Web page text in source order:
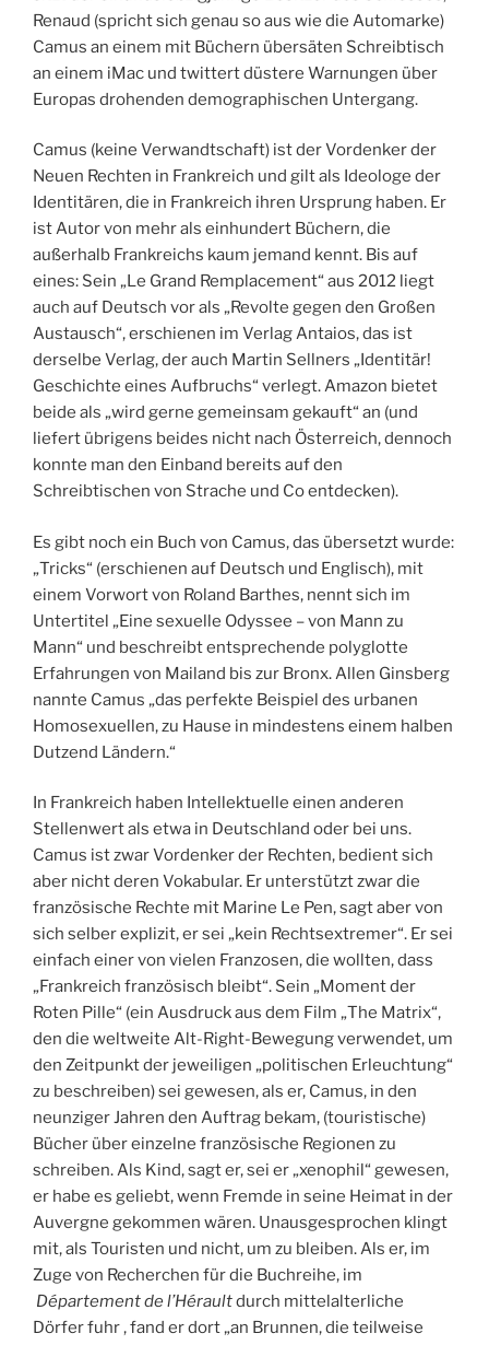
Renaud (spricht sich genau so aus wie die Automarke)
Camus an einem mit Büchern übersäten Schreibtisch
an einem iMac und twittert düstere Warnungen über
Europas drohenden demographischen Untergang.
Camus (keine Verwandtschaft) ist der Vordenker der
Neuen Rechten in Frankreich und gilt als Ideologe der
Identitären, die in Frankreich ihren Ursprung haben. Er
ist Autor von mehr als einhundert Büchern, die
außerhalb Frankreichs kaum jemand kennt. Bis auf
eines: Sein „Le Grand Remplacement“ aus 2012 liegt
auch auf Deutsch vor als „Revolte gegen den Großen
Austausch“, erschienen im Verlag Antaios, das ist
derselbe Verlag, der auch Martin Sellners „Identitär!
Geschichte eines Aufbruchs“ verlegt. Amazon bietet
beide als „wird gerne gemeinsam gekauft“ an (und
liefert übrigens beides nicht nach Österreich, dennoch
konnte man den Einband bereits auf den
Schreibtischen von Strache und Co entdecken).
Es gibt noch ein Buch von Camus, das übersetzt wurde:
„Tricks“ (erschienen auf Deutsch und Englisch), mit
einem Vorwort von Roland Barthes, nennt sich im
Untertitel „Eine sexuelle Odyssee – von Mann zu
Mann“ und beschreibt entsprechende polyglotte
Erfahrungen von Mailand bis zur Bronx. Allen Ginsberg
nannte Camus „das perfekte Beispiel des urbanen
Homosexuellen, zu Hause in mindestens einem halben
Dutzend Ländern.“
In Frankreich haben Intellektuelle einen anderen
Stellenwert als etwa in Deutschland oder bei uns.
Camus ist zwar Vordenker der Rechten, bedient sich
aber nicht deren Vokabular. Er unterstützt zwar die
französische Rechte mit Marine Le Pen, sagt aber von
sich selber explizit, er sei „kein Rechtsextremer“. Er sei
einfach einer von vielen Franzosen, die wollten, dass
„Frankreich französisch bleibt“. Sein „Moment der
Roten Pille“ (ein Ausdruck aus dem Film „The Matrix“,
den die weltweite Alt-Right-Bewegung verwendet, um
den Zeitpunkt der jeweiligen „politischen Erleuchtung“
zu beschreiben) sei gewesen, als er, Camus, in den
neunziger Jahren den Auftrag bekam, (touristische)
Bücher über einzelne französische Regionen zu
schreiben. Als Kind, sagt er, sei er „xenophil“ gewesen,
er habe es geliebt, wenn Fremde in seine Heimat in der
Auvergne gekommen wären. Unausgesprochen klingt
mit, als Touristen und nicht, um zu bleiben. Als er, im
Zuge von Recherchen für die Buchreihe, im
Département de l’Héraultdurch mittelalterliche
Dörfer fuhr , fand er dort „an Brunnen, die teilweise